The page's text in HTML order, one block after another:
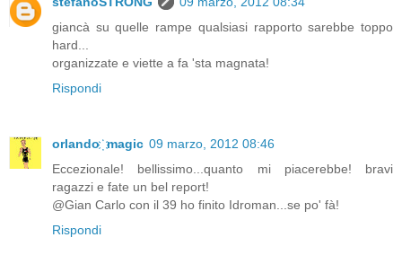
giancà su quelle rampe qualsiasi rapporto sarebbe toppo
hard...
organizzate e viette a fa 'sta magnata!
Rispondi
orlando ҉ magic 09 marzo, 2012 08:46
Eccezionale! bellissimo...quanto mi piacerebbe! bravi
ragazzi e fate un bel report!
@Gian Carlo con il 39 ho finito Idroman...se po' fà!
Rispondi